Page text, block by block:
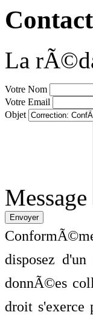
La
Votre Nom
Votre Email
Objet
Message
disposez
donnÃ©es
droit